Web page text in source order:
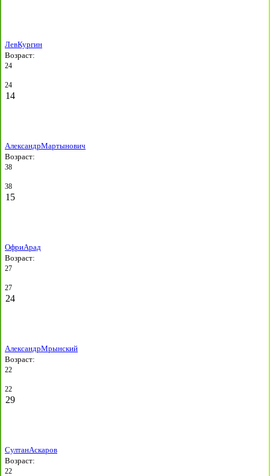
ЛевКургин
Возраст:
24
24
14
АлександрМартынович
Возраст:
38
38
15
ОфриАрад
Возраст:
27
27
24
АлександрМрынский
Возраст:
22
22
29
СултанАскаров
Возраст:
22